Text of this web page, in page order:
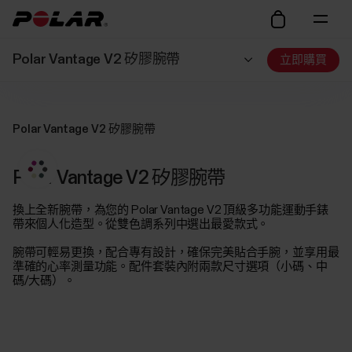
Polar Vantage V2 矽膠腕帶 立即購買
Polar Vantage V2 矽膠腕帶
Polar Vantage V2 矽膠腕帶
換上全新腕帶，為您的 Polar Vantage V2 頂級多功能運動手錶
帶來個人化造型。從雙色調系列中選出最愛款式。
腕帶可輕易更換，配合專有設計，確保完美貼合手腕，並享用最
準確的心率測量功能。配件套裝內附兩款尺寸選項（小碼、中
碼/大碼）。